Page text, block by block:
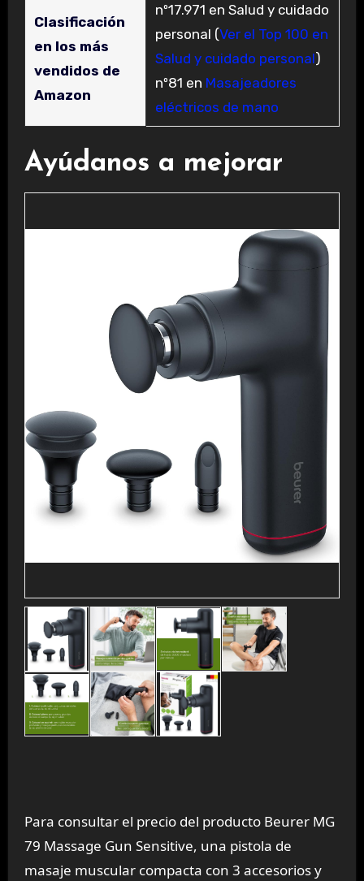
Clasificación
en los más
vendidos de
Amazon
nº17.971 en Salud y cuidado
personal (Ver el Top 100 en
Salud y cuidado personal)
nº81 en Masajeadores
eléctricos de mano
Ayúdanos a mejorar
Para consultar el precio del producto Beurer MG
79 Massage Gun Sensitive, una pistola de
masaje muscular compacta con 3 accesorios y